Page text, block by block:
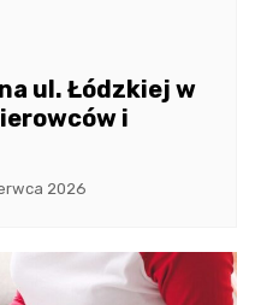
ul. Łódzkiej w
i
2026